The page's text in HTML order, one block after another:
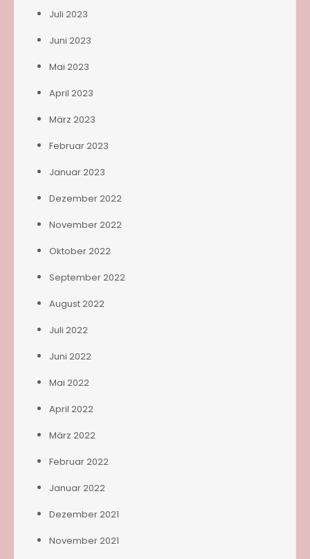
Juli 2023
Juni 2023
Mai 2023
April 2023
März 2023
Februar 2023
Januar 2023
Dezember 2022
November 2022
Oktober 2022
September 2022
August 2022
Juli 2022
Juni 2022
Mai 2022
April 2022
März 2022
Februar 2022
Januar 2022
Dezember 2021
November 2021